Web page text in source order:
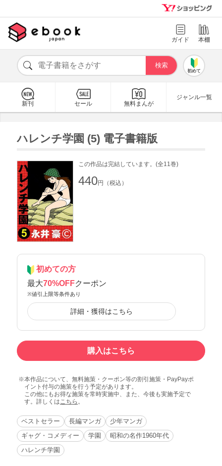
ガイド 本棚
初めて
新刊 セール 無料まんが
ジャンル一覧
ハレンチ学園 (5) 電子書籍版
この作品は完結しています。(全11巻)
440円（税込）
初めての方
最大70%OFFクーポン
※値引上限等条件あり
詳細・獲得はこちら
購入はこちら
本作品について、無料施策・クーポン等の割引施策・PayPayポ
イント付与の施策を行う予定があります。
この他にもお得な施策を常時実施中、また、今後も実施予定で
す。詳しくは こちら 。
ベストセラー 長編マンガ
少年マンガ
ギャグ・コメディー
学園
昭和の名作1960年代
ハレンチ学園